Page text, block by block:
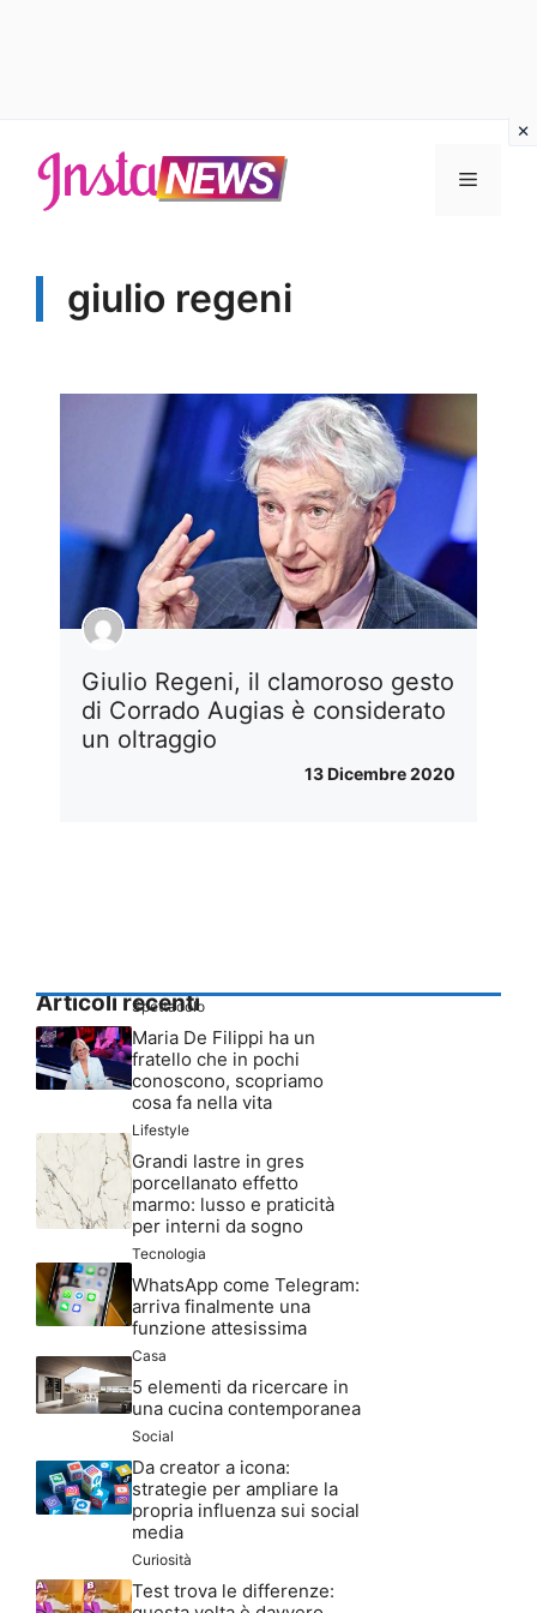
contenuto
Menu
giulio regeni
Giulio Regeni, il clamoroso gesto
di Corrado Augias è considerato
un oltraggio
13 Dicembre 2020
Articoli recenti
Spettacolo
Maria De Filippi ha un
fratello che in pochi
conoscono, scopriamo
cosa fa nella vita
Lifestyle
Grandi lastre in gres
porcellanato effetto
marmo: lusso e praticità
per interni da sogno
Tecnologia
WhatsApp come Telegram:
arriva finalmente una
funzione attesissima
Casa
5 elementi da ricercare in
una cucina contemporanea
Social
Da creator a icona:
strategie per ampliare la
propria influenza sui social
media
Curiosità
Test trova le differenze: